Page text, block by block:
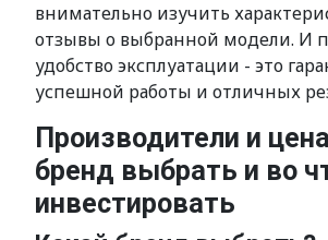
внимательно изучить
отзывы о выбранной модели. И
удобство эксплуатации - это
успешной работы и отличных
Производители и
бренд выбрать и во
инвестировать